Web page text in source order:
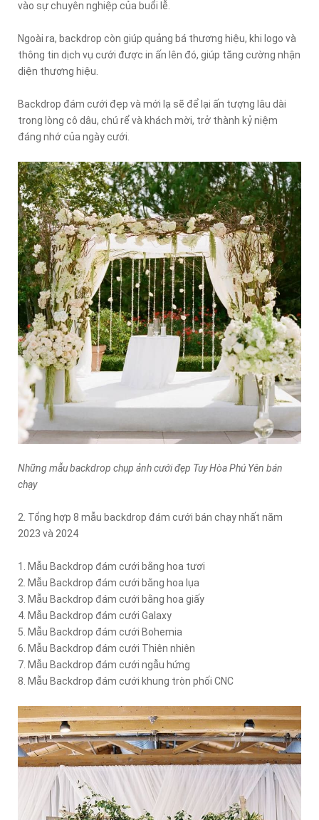
vào sự chuyên nghiệp của buổi lễ.
Ngoài ra, backdrop còn giúp quảng bá thương hiệu, khi logo và
thông tin dịch vụ cưới được in ấn lên đó, giúp tăng cường nhận
diện thương hiệu.
Backdrop đám cưới đẹp và mới lạ sẽ để lại ấn tượng lâu dài
trong lòng cô dâu, chú rể và khách mời, trở thành kỷ niệm
đáng nhớ của ngày cưới.
Những mẫu backdrop chụp ảnh cưới đẹp Tuy Hòa Phú Yên bán
chạy
2. Tổng hợp 8 mẫu backdrop đám cưới bán chạy nhất năm
2023 và 2024
1. Mẫu Backdrop đám cưới bằng hoa tươi
2. Mẫu Backdrop đám cưới bằng hoa lụa
3. Mẫu Backdrop đám cưới bằng hoa giấy
4. Mẫu Backdrop đám cưới Galaxy
5. Mẫu Backdrop đám cưới Bohemia
6. Mẫu Backdrop đám cưới Thiên nhiên
7. Mẫu Backdrop đám cưới ngẫu hứng
8. Mẫu Backdrop đám cưới khung tròn phối CNC